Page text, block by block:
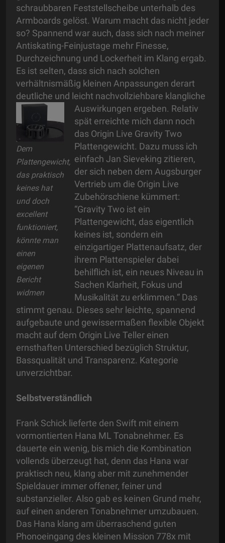
schraubbaren Feststellscheibe unterhalb des
Armboards gelöst. Warum macht das nicht jeder
so? Spannend war auch, dass sich nach meiner
Antiskating-Feinjustage mehr Finesse,
Durchzeichnung und Lockerheit im Klang ergab.
Es ist selten, dass sich nach solchen
verhältnismäßig kleinen Anpassungen derart
deutliche und leicht nachvollziehbare klangliche
Auswirkungen ergeben.
Dem
Plattengewicht,
das praktisch
keines hat
und doch
excellent
funktioniert,
könnte man
einen
eigenen
Bericht
widmen
Relativ
spät erreichte mich dann noch
das Origin Live Gravity Two
Plattengewicht. Dazu muss ich
einfach Jan Sieveking zitieren,
der sich neben dem Augsburger
Vertrieb um die Origin Live
Zubehörschiene kümmert:
“Gravity Two ist ein
Plattengewicht, das eigentlich
keines ist, sondern ein
einzigartiger Plattenaufsatz, der
ihrem Plattenspieler dabei
behilflich ist, ein neues Niveau in
Sachen Klarheit, Fokus und
Musikalität zu erklimmen.“ Das
stimmt genau. Dieses sehr leichte, spannend
aufgebaute und gewissermaßen flexible Objekt
macht auf dem Origin Live Teller einen
ernsthaften Unterschied bezüglich Struktur,
Bassqualität und Transparenz. Kategorie
unverzichtbar.
Selbstverständlich
Frank Schick lieferte den Swift mit einem
vormontierten Hana ML Tonabnehmer. Es
dauerte ein wenig, bis mich die Kombination
vollends überzeugt hat, denn das Hana war
praktisch neu, klang aber mit zunehmender
Spieldauer immer offener, feiner und
substanzieller. Also gab es keinen Grund mehr,
auf einen anderen Tonabnehmer umzubauen.
Das Hana klang am überraschend guten
Phonoeingang des kleinen Mission 778x mit